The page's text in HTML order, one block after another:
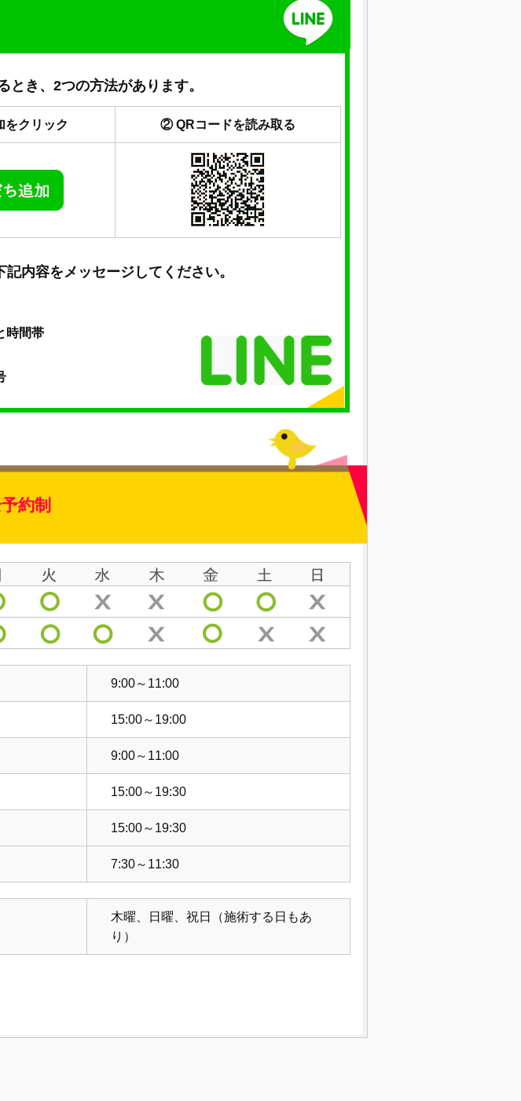
とき、2つの方法があります。
クリック ② QRコードを読み取る
内容をメッセージしてください。
時間帯
約制
9:00～11:00
15:00～19:00
9:00～11:00
15:00～19:30
15:00～19:30
7:30～11:30
木曜、日曜、祝日（施術する日もあ
り）